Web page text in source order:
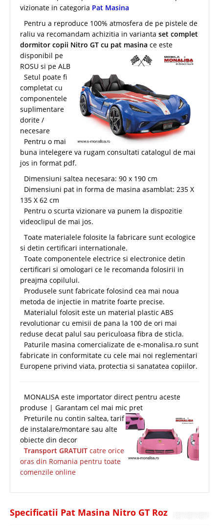
vizionate in categoria Pat Masina
Pentru a reproduce 100% atmosfera de pe pistele de
raliu va recomandam achizitia in varianta set complet
dormitor copii Nitro GT cu pat masina ce este
disponibil pe
ROSU si pe ALB
Setul poate fi
completat cu
componentele
suplimentare
dorite /
necesare
Pentru o mai
buna intelegere va rugam consultati catalogul de mai
jos in format pdf.
Dimensiuni saltea necesara: 90 x 190 cm
Dimensiuni pat in forma de masina asamblat: 235 X
135 X 62 cm
Pentru o scurta vizionare va punem la dispozitie
videoclipul de mai jos.
Toate materialele folosite la fabricare sunt ecologice
si detin certificari internationale.
Toate componentele electrice si electronice detin
certificari si omologari ce le recomanda folosirii in
preajma copilului.
Produsele sunt fabricate folosind cea mai noua
metoda de injectie in matrite foarte precise.
Materialul folosit este un material plastic ABS
revolutionar cu emisii de pana la 100 de ori mai
reduse decat palul sau periculoasa fibra de sticla.
Paturile masina comercializate de e-monalisa.ro sunt
fabricate in conformitate cu cele mai noi reglementari
Europene privind viata, protectia si sanatatea copiilor.
MONALISA este importator direct pentru aceste
produse | Garantam cel mai mic pret
Preturile nu contin saltea, tarif
de instalare/montare sau alte
obiecte din decor
Transport GRATUIT catre orice
oras din Romania pentru toate
comenzile online
Specificatii Pat Masina Nitro GT Roz